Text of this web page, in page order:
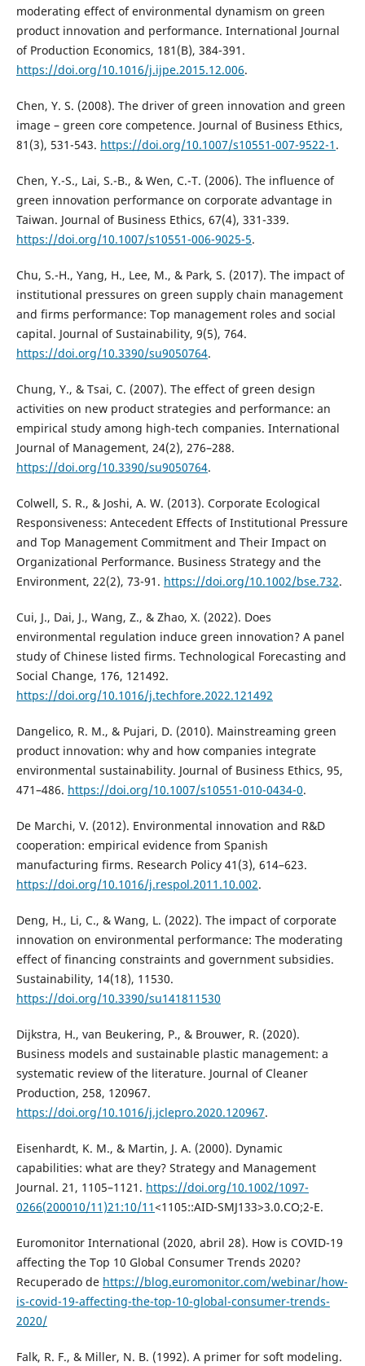
moderating effect of environmental dynamism on green
product innovation and performance. International Journal
of Production Economics, 181(B), 384-391.
https://doi.org/10.1016/j.ijpe.2015.12.006.
Chen, Y. S. (2008). The driver of green innovation and green
image – green core competence. Journal of Business Ethics,
81(3), 531-543. https://doi.org/10.1007/s10551-007-9522-1 .
Chen, Y.-S., Lai, S.-B., & Wen, C.-T. (2006). The influence of
green innovation performance on corporate advantage in
Taiwan. Journal of Business Ethics, 67(4), 331-339.
https://doi.org/10.1007/s10551-006-9025-5.
Chu, S.-H., Yang, H., Lee, M., & Park, S. (2017). The impact of
institutional pressures on green supply chain management
and firms performance: Top management roles and social
capital. Journal of Sustainability, 9(5), 764.
https://doi.org/10.3390/su9050764.
Chung, Y., & Tsai, C. (2007). The effect of green design
activities on new product strategies and performance: an
empirical study among high-tech companies. International
Journal of Management, 24(2), 276–288.
https://doi.org/10.3390/su9050764.
Colwell, S. R., & Joshi, A. W. (2013). Corporate Ecological
Responsiveness: Antecedent Effects of Institutional Pressure
and Top Management Commitment and Their Impact on
Organizational Performance. Business Strategy and the
Environment, 22(2), 73-91. https://doi.org/10.1002/bse.732.
Cui, J., Dai, J., Wang, Z., & Zhao, X. (2022). Does
environmental regulation induce green innovation? A panel
study of Chinese listed firms. Technological Forecasting and
Social Change, 176, 121492.
https://doi.org/10.1016/j.techfore.2022.121492
Dangelico, R. M., & Pujari, D. (2010). Mainstreaming green
product innovation: why and how companies integrate
environmental sustainability. Journal of Business Ethics, 95,
471–486. https://doi.org/10.1007/s10551-010-0434-0.
De Marchi, V. (2012). Environmental innovation and R&D
cooperation: empirical evidence from Spanish
manufacturing firms. Research Policy 41(3), 614–623.
https://doi.org/10.1016/j.respol.2011.10.002.
Deng, H., Li, C., & Wang, L. (2022). The impact of corporate
innovation on environmental performance: The moderating
effect of financing constraints and government subsidies.
Sustainability, 14(18), 11530.
https://doi.org/10.3390/su141811530
Dijkstra, H., van Beukering, P., & Brouwer, R. (2020).
Business models and sustainable plastic management: a
systematic review of the literature. Journal of Cleaner
Production, 258, 120967.
https://doi.org/10.1016/j.jclepro.2020.120967.
Eisenhardt, K. M., & Martin, J. A. (2000). Dynamic
capabilities: what are they? Strategy and Management
Journal. 21, 1105–1121. https://doi.org/10.1002/1097-
0266(200010/11)21:10/11<1105::AID-SMJ133>3.0.CO;2-E.
Euromonitor International (2020, abril 28). How is COVID-19
affecting the Top 10 Global Consumer Trends 2020?
Recuperado de https://blog.euromonitor.com/webinar/how-
is-covid-19-affecting-the-top-10-global-consumer-trends-
2020/
Falk, R. F., & Miller, N. B. (1992). A primer for soft modeling.